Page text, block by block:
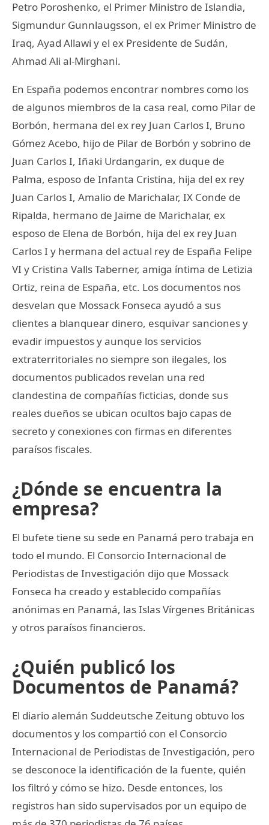
Petro Poroshenko, el Primer Ministro de Islandia,
Sigmundur Gunnlaugsson, el ex Primer Ministro de
Iraq, Ayad Allawi y el ex Presidente de Sudán,
Ahmad Ali al-Mirghani.
En España podemos encontrar nombres como los
de algunos miembros de la casa real, como Pilar de
Borbón, hermana del ex rey Juan Carlos I, Bruno
Gómez Acebo, hijo de Pilar de Borbón y sobrino de
Juan Carlos I, Iñaki Urdangarin, ex duque de
Palma, esposo de Infanta Cristina, hija del ex rey
Juan Carlos I, Amalio de Marichalar, IX Conde de
Ripalda, hermano de Jaime de Marichalar, ex
esposo de Elena de Borbón, hija del ex rey Juan
Carlos I y hermana del actual rey de España Felipe
VI y Cristina Valls Taberner, amiga íntima de Letizia
Ortiz, reina de España, etc. Los documentos nos
desvelan que Mossack Fonseca ayudó a sus
clientes a blanquear dinero, esquivar sanciones y
evadir impuestos y aunque los servicios
extraterritoriales no siempre son ilegales, los
documentos publicados revelan una red
clandestina de compañías ficticias, donde sus
reales dueños se ubican ocultos bajo capas de
secreto y conexiones con firmas en diferentes
paraísos fiscales.
¿Dónde se encuentra la
empresa?
El bufete tiene su sede en Panamá pero trabaja en
todo el mundo. El Consorcio Internacional de
Periodistas de Investigación dijo que Mossack
Fonseca ha creado y establecido compañías
anónimas en Panamá, las Islas Vírgenes Británicas
y otros paraísos financieros.
¿Quién publicó los
Documentos de Panamá?
El diario alemán Suddeutsche Zeitung obtuvo los
documentos y los compartió con el Consorcio
Internacional de Periodistas de Investigación, pero
se desconoce la identificación de la fuente, quién
los filtró y cómo se hizo. Desde entonces, los
registros han sido supervisados por un equipo de